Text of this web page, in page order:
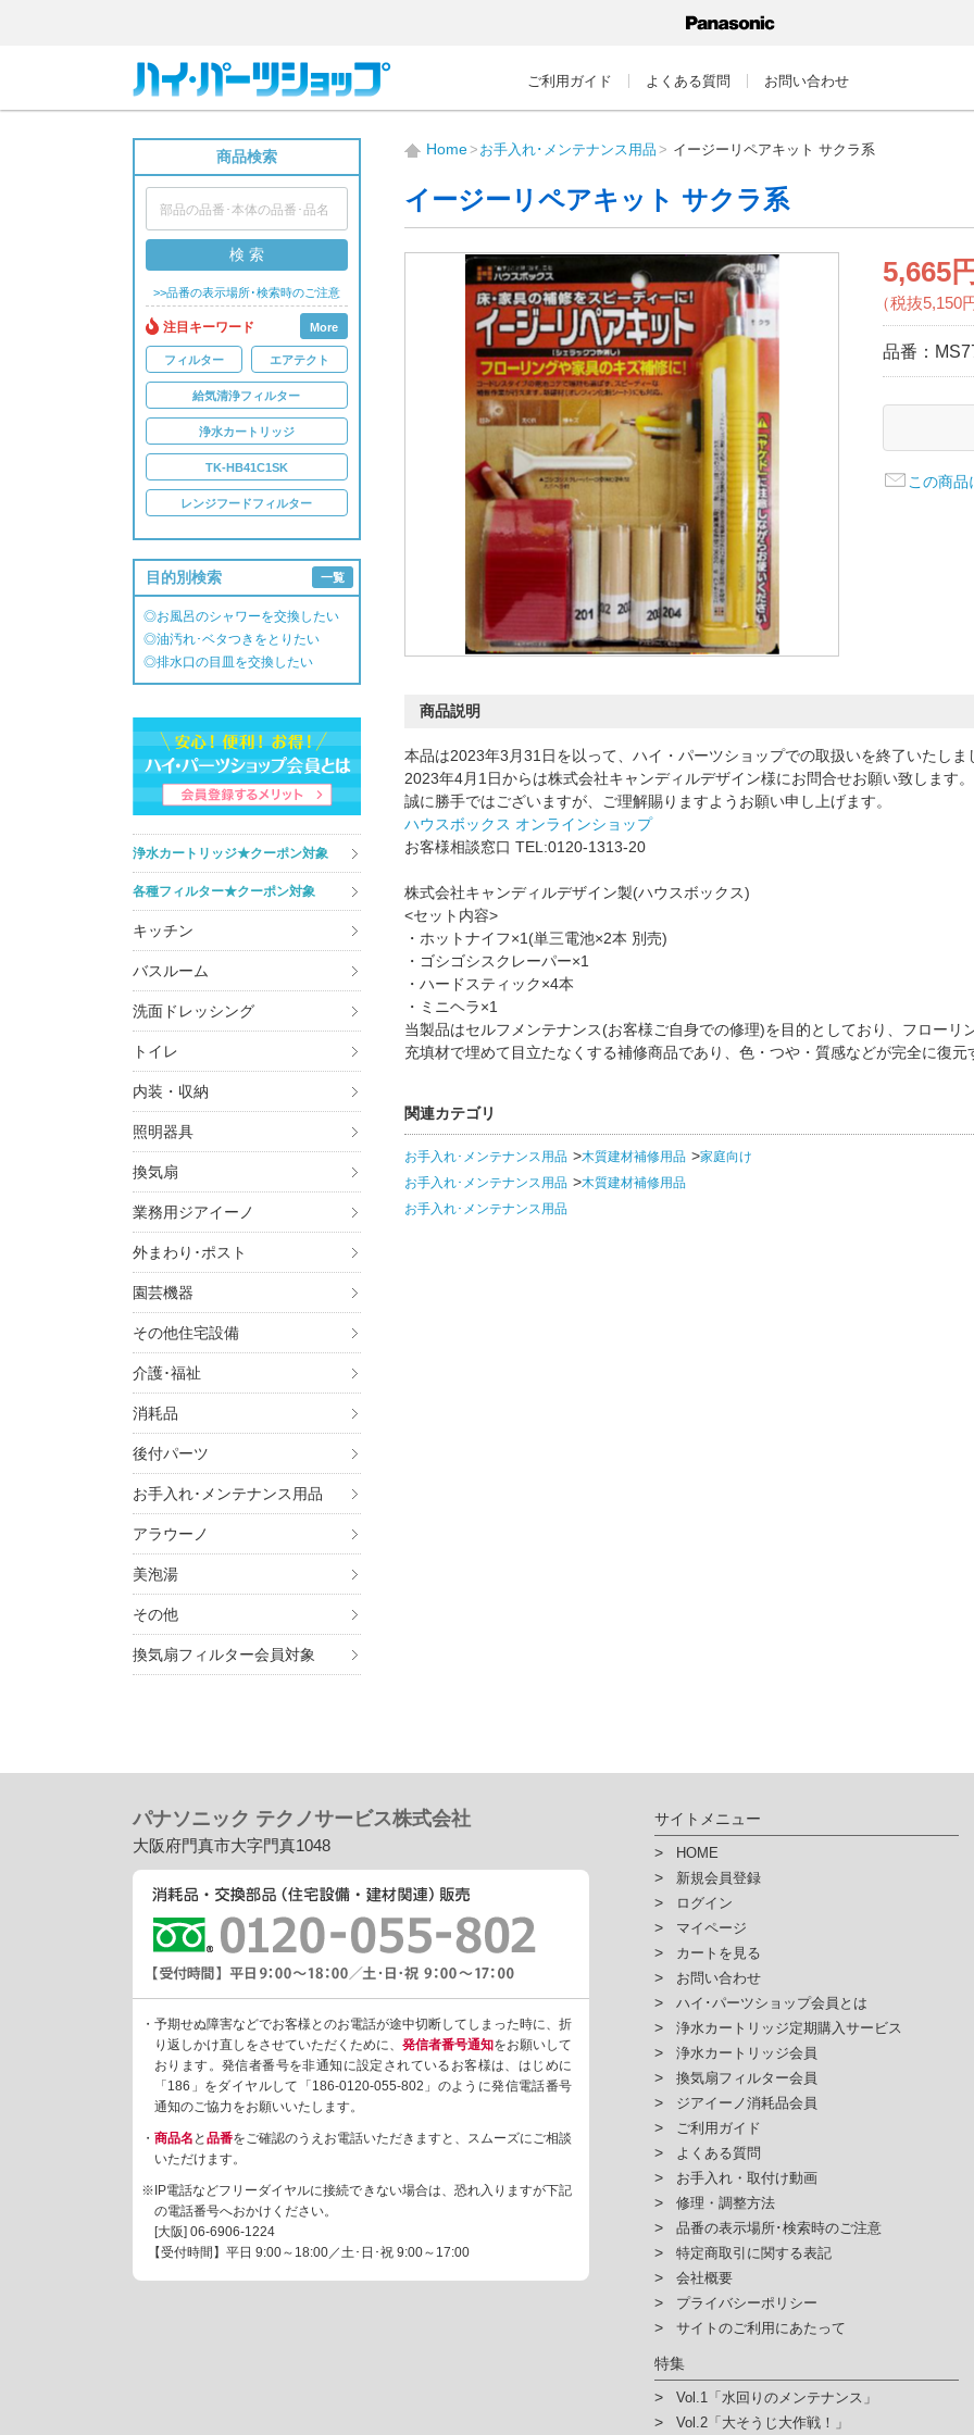
ご利用ガイド よくある質問 お問い合わせ
商品検索
検 索
>>品番の表示場所･検索時のご注意
注目キーワード More
フィルター エアテクト
給気清浄フィルター
浄水カートリッジ
TK-HB41C1SK
レンジフードフィルター
目的別検索 一覧
◎お風呂のシャワーを交換したい
◎油汚れ･ベタつきをとりたい
◎排水口の目皿を交換したい
浄水カートリッジ★クーポン対象
各種フィルター★クーポン対象
キッチン
バスルーム
洗面ドレッシング
トイレ
内装・収納
照明器具
換気扇
業務用ジアイーノ
外まわり･ポスト
園芸機器
その他住宅設備
介護･福祉
消耗品
後付パーツ
お手入れ･メンテナンス用品
アラウーノ
美泡湯
その他
換気扇フィルター会員対象
Home お手入れ･メンテナンス用品 イージーリペアキット サクラ系
イージーリペアキット サクラ系
5,665
（税抜5,150
品番：
この商
商品説明
本品は2023年3月31日を以って、ハイ・パーツショップでの取扱いを終了いたしま
2023年4月1日からは株式会社キャンディルデザイン様にお問合せお願い致します。
誠に勝手ではございますが、ご理解賜りますようお願い申し上げます。
ハウスボックス オンラインショップ
お客様相談窓口 TEL:0120-1313-20
株式会社キャンディルデザイン製(ハウスボックス)
<セット内容>
・ホットナイフ×1(単三電池×2本 別売)
・ゴシゴシスクレーパー×1
・ハードスティック×4本
・ミニヘラ×1
当製品はセルフメンテナンス(お客様ご自身での修理)を目的としており、フローリ
充填材で埋めて目立たなくする補修商品であり、色・つや・質感などが完全に復
関連カテゴリ
お手入れ･メンテナンス用品 木質建材補修用品
家庭向け
お手入れ･メンテナンス用品
木質建材補修用品
お手入れ･メンテナンス用品
パナソニック テクノサービス株式会社
大阪府門真市大字門真1048
・予期せぬ障害などでお客様とのお電話が途中切断してしまった時に、折
り返しかけ直しをさせていただくために、 発信者番号通知をお願いして
おります。発信者番号を非通知に設定されているお客様は、はじめに
「186」をダイヤルして「186-0120-055-802」のように発信電話番号
通知のご協力をお願いいたします。
・ 商品名 と 品番をご確認のうえお電話いただきますと、スムーズにご相談
いただけます。
※IP電話などフリーダイヤルに接続できない場合は、恐れ入りますが下記
の電話番号へおかけください。
[大阪] 06-6906-1224
【受付時間】平日 9:00～18:00／土･日･祝 9:00～17:00
サイトメニュー
HOME
新規会員登録
ログイン
マイページ
カートを見る
お問い合わせ
ハイ･パーツショップ会員とは
浄水カートリッジ定期購入サービス
浄水カートリッジ会員
換気扇フィルター会員
ジアイーノ消耗品会員
ご利用ガイド
よくある質問
お手入れ・取付け動画
修理・調整方法
品番の表示場所･検索時のご注意
特定商取引に関する表記
会社概要
プライバシーポリシー
サイトのご利用にあたって
特集
Vol.1「水回りのメンテナンス」
Vol.2「大そうじ大作戦！」